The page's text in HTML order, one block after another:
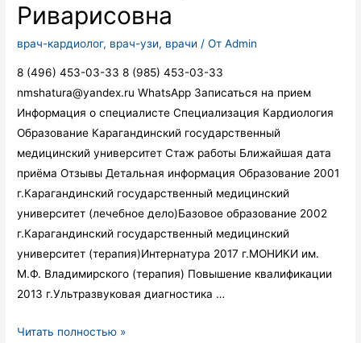
Риварисовна
врач-кардиолог, врач-узи, врачи / От Admin
8 (496) 453-03-33 8 (985) 453-03-33
nmshatura@yandex.ru WhatsApp Записаться на прием
Информация о специалисте Специализация Кардиология
Образование Карагандинский государственный
медицинский университет Стаж работы Ближайшая дата
приёма Отзывы Детальная информация Образование 2001
г.Карагандинский государственный медицинский
университет (лечебное дело)Базовое образование 2002
г.Карагандинский государственный медицинский
университет (терапия)Интернатура 2017 г.МОНИКИ им.
М.Ф. Владимирского (терапия) Повышение квалификации
2013 г.Ультразвуковая диагностика …
Масюкова
Читать полностью »